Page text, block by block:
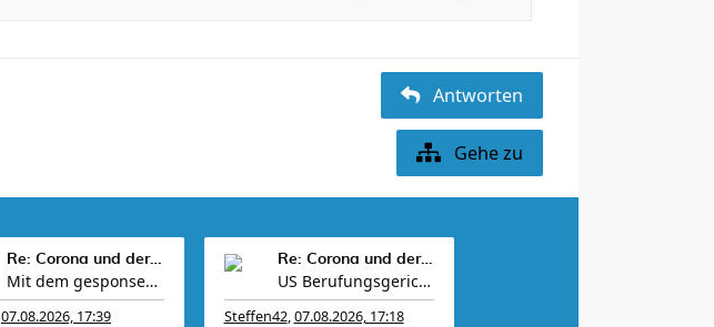
Antworten
Gehe zu
Re: Corona und der Sport
Mit dem gesponserten Helipad läuft es auch nicht
07.08.2026, 17:39
Re: Corona und der Sport
US Berufungsgericht entscheidet, dass der Bau von
Steffen42,07.08.2026, 17:18